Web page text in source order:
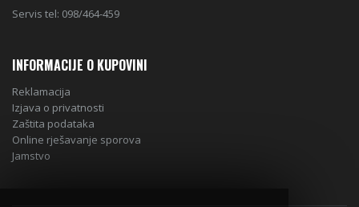
Servis tel: 098/464-459
INFORMACIJE O KUPOVINI
Reklamacija
Izjava o privatnosti
Zaštita podataka
Online rješavanje sporova
Jamstvo